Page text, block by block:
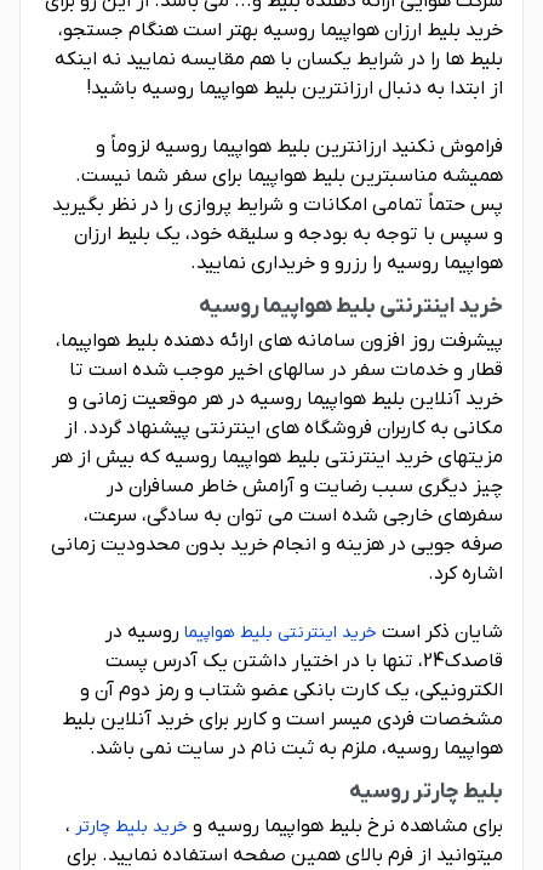
خرید بلیط ارزان هواپیما روسیه بهتر است هنگام جستجو،
بلیط ها را در شرایط یکسان با هم مقایسه نمایید نه اینکه
از ابتدا به دنبال ارزانترین بلیط هواپیما روسیه باشید!
فراموش نکنید ارزانترین بلیط هواپیما روسیه لزوماً و
همیشه مناسبترین بلیط هواپیما برای سفر شما نیست.
پس حتماً تمامی امکانات و شرایط پروازی را در نظر بگیرید
و سپس با توجه به بودجه و سلیقه خود، یک بلیط ارزان
هواپیما روسیه را رزرو و خریداری نمایید.
خرید اینترنتی بلیط هواپیما روسیه
پیشرفت روز افزون سامانه های ارائه دهنده بلیط هواپیما،
قطار و خدمات سفر در سالهای اخیر موجب شده است تا
خرید آنلاین بلیط هواپیما روسیه در هر موقعیت زمانی و
مکانی به کاربران فروشگاه های اینترنتی پیشنهاد گردد. از
مزیتهای خرید اینترنتی بلیط هواپیما روسیه که بیش از هر
چیز دیگری سبب رضایت و آرامش خاطر مسافران در
سفرهای خارجی شده است می توان به سادگی، سرعت،
صرفه جویی در هزینه و انجام خرید بدون محدودیت زمانی
اشاره کرد.
شایان ذکر است خرید اینترنتی بلیط هواپیما روسیه در
قاصدک24، تنها با در اختیار داشتن یک آدرس پست
الکترونیکی، یک کارت بانکی عضو شتاب و رمز دوم آن و
مشخصات فردی میسر است و کاربر برای خرید آنلاین بلیط
هواپیما روسیه، ملزم به ثبت نام در سایت نمی باشد.
بلیط چارتر روسیه
برای مشاهده نرخ بلیط هواپیما روسیه و خرید بلیط چارتر ،
میتوانید از فرم بالای همین صفحه استفاده نمایید. برای